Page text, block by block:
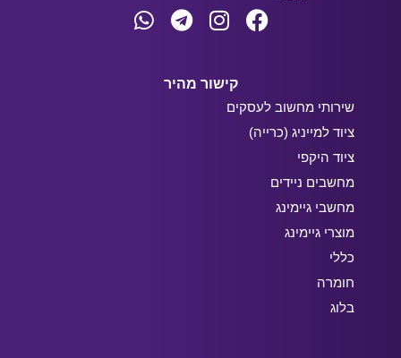
קישור מהיר
שירותי מחשוב לעסקים
ציוד למייניג (כרייה)
ציוד היקפי
מחשבים ניידים
מחשבי גיימינג
מוצרי גיימינג
כללי
חומרה
בלוג